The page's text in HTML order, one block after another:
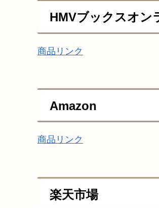
HMVブックスオン
商品リンク
Amazon
商品リンク
楽天市場